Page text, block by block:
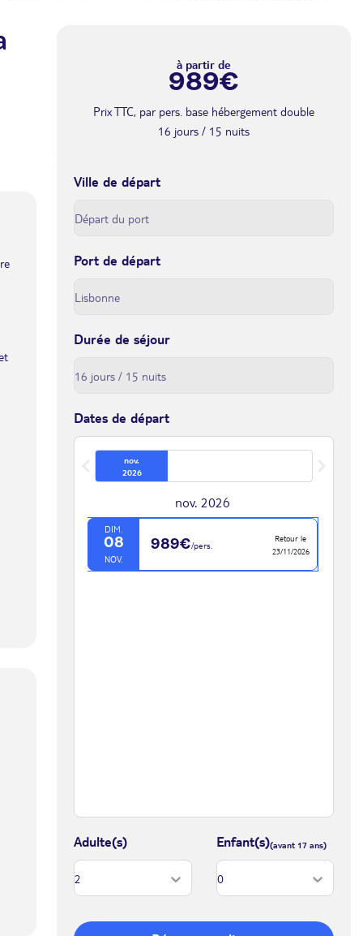
à partir de
989€
Prix TTC, par pers. base hébergement double
16 jours / 15 nuits
Ville de départ
Port de départ
Durée de séjour
Dates de départ
nov.
2026
nov. 2026
DIM.
08
NOV.
989€/pers.
Retour le
23/11/2026
Adulte(s) Enfant(s)